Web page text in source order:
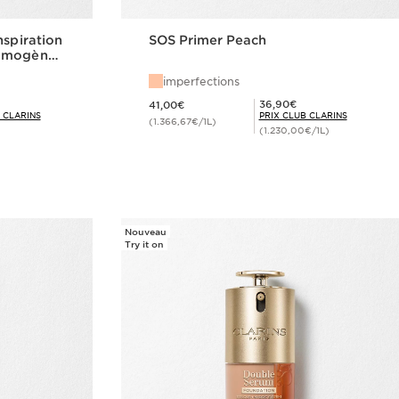
CLARINS
SOS Primer Peach
imperfections
41,00€
(1.366,67€/1L)
Prix Club Clarins 36,90€
36,90€
PRIX CLUB CLARINS
(1.230,00€/1L)
Nouveau
Try it on